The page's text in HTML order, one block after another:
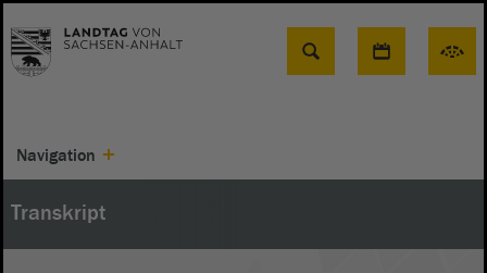
Suche
Navigation
Transkript